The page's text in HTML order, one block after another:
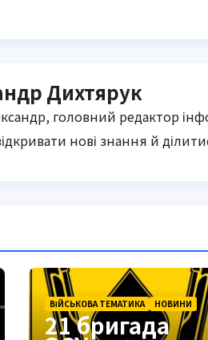
Дихтярук
головний редактор
нові знання й
ВІЙСЬКОВА ТЕМАТИКА НОВИНИ
21 бригада